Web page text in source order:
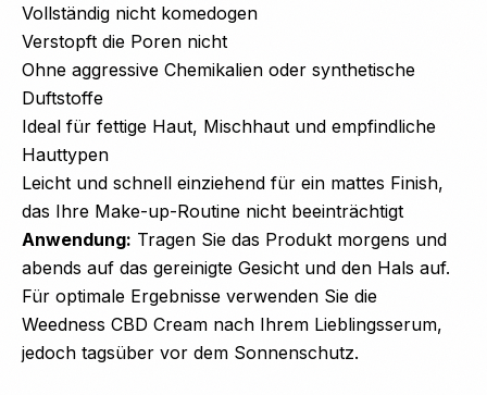
Vollständig nicht komedogen
Verstopft die Poren nicht
Ohne aggressive Chemikalien oder synthetische
Duftstoffe
Ideal für fettige Haut, Mischhaut und empfindliche
Hauttypen
Leicht und schnell einziehend für ein mattes Finish,
das Ihre Make-up-Routine nicht beeinträchtigt
Anwendung: Tragen Sie das Produkt morgens und
abends auf das gereinigte Gesicht und den Hals auf.
Für optimale Ergebnisse verwenden Sie die
Weedness CBD Cream nach Ihrem Lieblingsserum,
jedoch tagsüber vor dem Sonnenschutz.